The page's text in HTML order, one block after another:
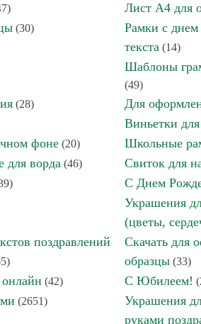
Лист А4 для
(30)
Рамки с днем
текста (14)
Шаблоны
(49)
(28) Для
Виньетки для
фоне (20) Школьные
для ворда (46) Свиток для
С Днем
Украшения
(цветы,
поздравлений
Скачать для
образцы (33)
(42) С Юбилеем!
(2651)
Украшения
руками